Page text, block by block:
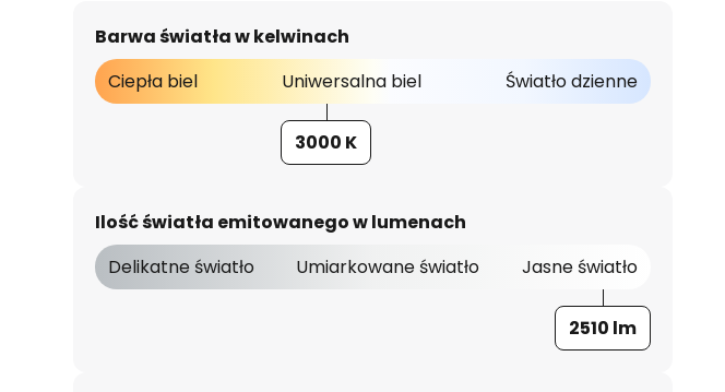
Barwa światła w kelwinach
Ciepła biel
Uniwersalna biel Światło dzienne
3000 K
Ilość światła emitowanego w lumenach
Delikatne światło
Umiarkowane światło Jasne światło
2510 lm